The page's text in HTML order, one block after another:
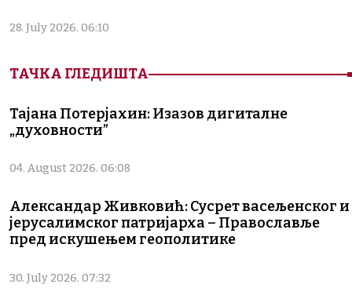
28. July 2026. 06:10
ТАЧКА ГЛЕДИШТА
Тајана Потерјахин: Изазов дигиталне
„духовности”
04. August 2026. 06:08
Александар Живковић: Сусрет васељенског и
јерусалимског патријарха – Православље
пред искушењем геополитике
30. July 2026. 07:32